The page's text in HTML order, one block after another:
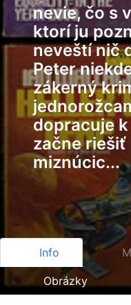
nevie, čo s
ktorí ju
neveští nič
Peter
zákerný
dopracuje
začne
miznúcic...
Info
Obrázky